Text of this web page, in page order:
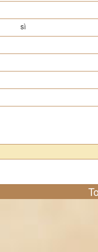
sì